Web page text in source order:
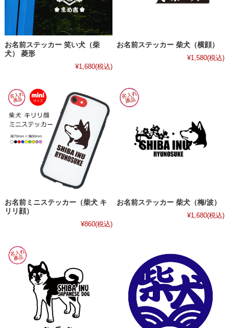
お名前ステッカー 笑い犬（柴
犬） 菱形
¥1,680(税込)
お名前ステッカー 柴犬（横顔）
¥1,580(税込)
お名前ミニステッカー（柴犬 キ
リリ顔）
¥860(税込)
お名前ステッカー 柴犬（梅/波）
¥1,680(税込)